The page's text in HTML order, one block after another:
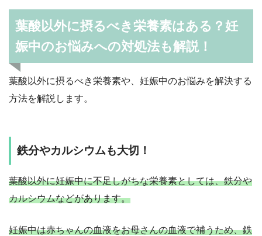
葉酸以外に摂るべき栄養素はある？妊
娠中のお悩みへの対処法も解説！
葉酸以外に摂るべき栄養素や、妊娠中のお悩みを解決する
方法を解説します。
鉄分やカルシウムも大切！
葉酸以外に妊娠中に不足しがちな栄養素としては、鉄分や
カルシウムなどがあります。
妊娠中は赤ちゃんの血液をお母さんの血液で補うため、鉄